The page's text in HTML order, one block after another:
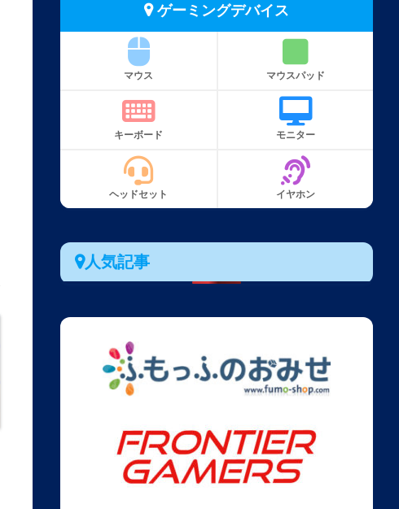
ゲーミングデバイス
マウス マウスパッド
キーボード モニター
ヘッドセット イヤホン
人気記事